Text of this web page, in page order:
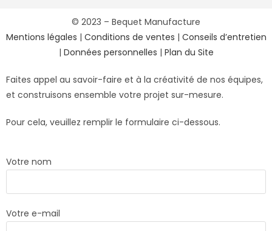
© 2023 – Bequet Manufacture
Mentions légales | Conditions de ventes | Conseils d’entretien
| Données personnelles | Plan du Site
Faites appel au savoir-faire et à la créativité de nos équipes,
et construisons ensemble votre projet sur-mesure.
Pour cela, veuillez remplir le formulaire ci-dessous.
Votre nom
Votre e-mail